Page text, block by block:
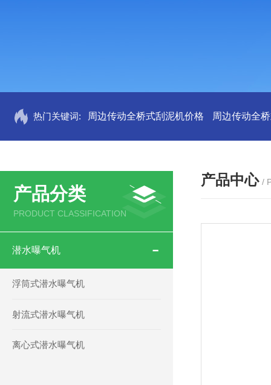
热门关键词: 周边传动全桥式刮泥机价格 周边传动全
产品分类
PRODUCT CLASSIFICATION
潜水曝气机
浮筒式潜水曝气机
射流式潜水曝气机
离心式潜水曝气机
产品中心 /